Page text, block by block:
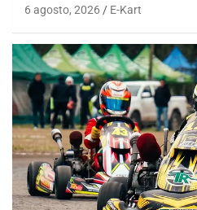
6 agosto, 2026 E-Kart